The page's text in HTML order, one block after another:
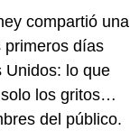
compartió una
primeros días
Unidos: lo que
los gritos…
del público.